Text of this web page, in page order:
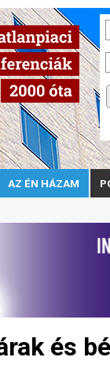
AZ ÉN HÁZAM
és